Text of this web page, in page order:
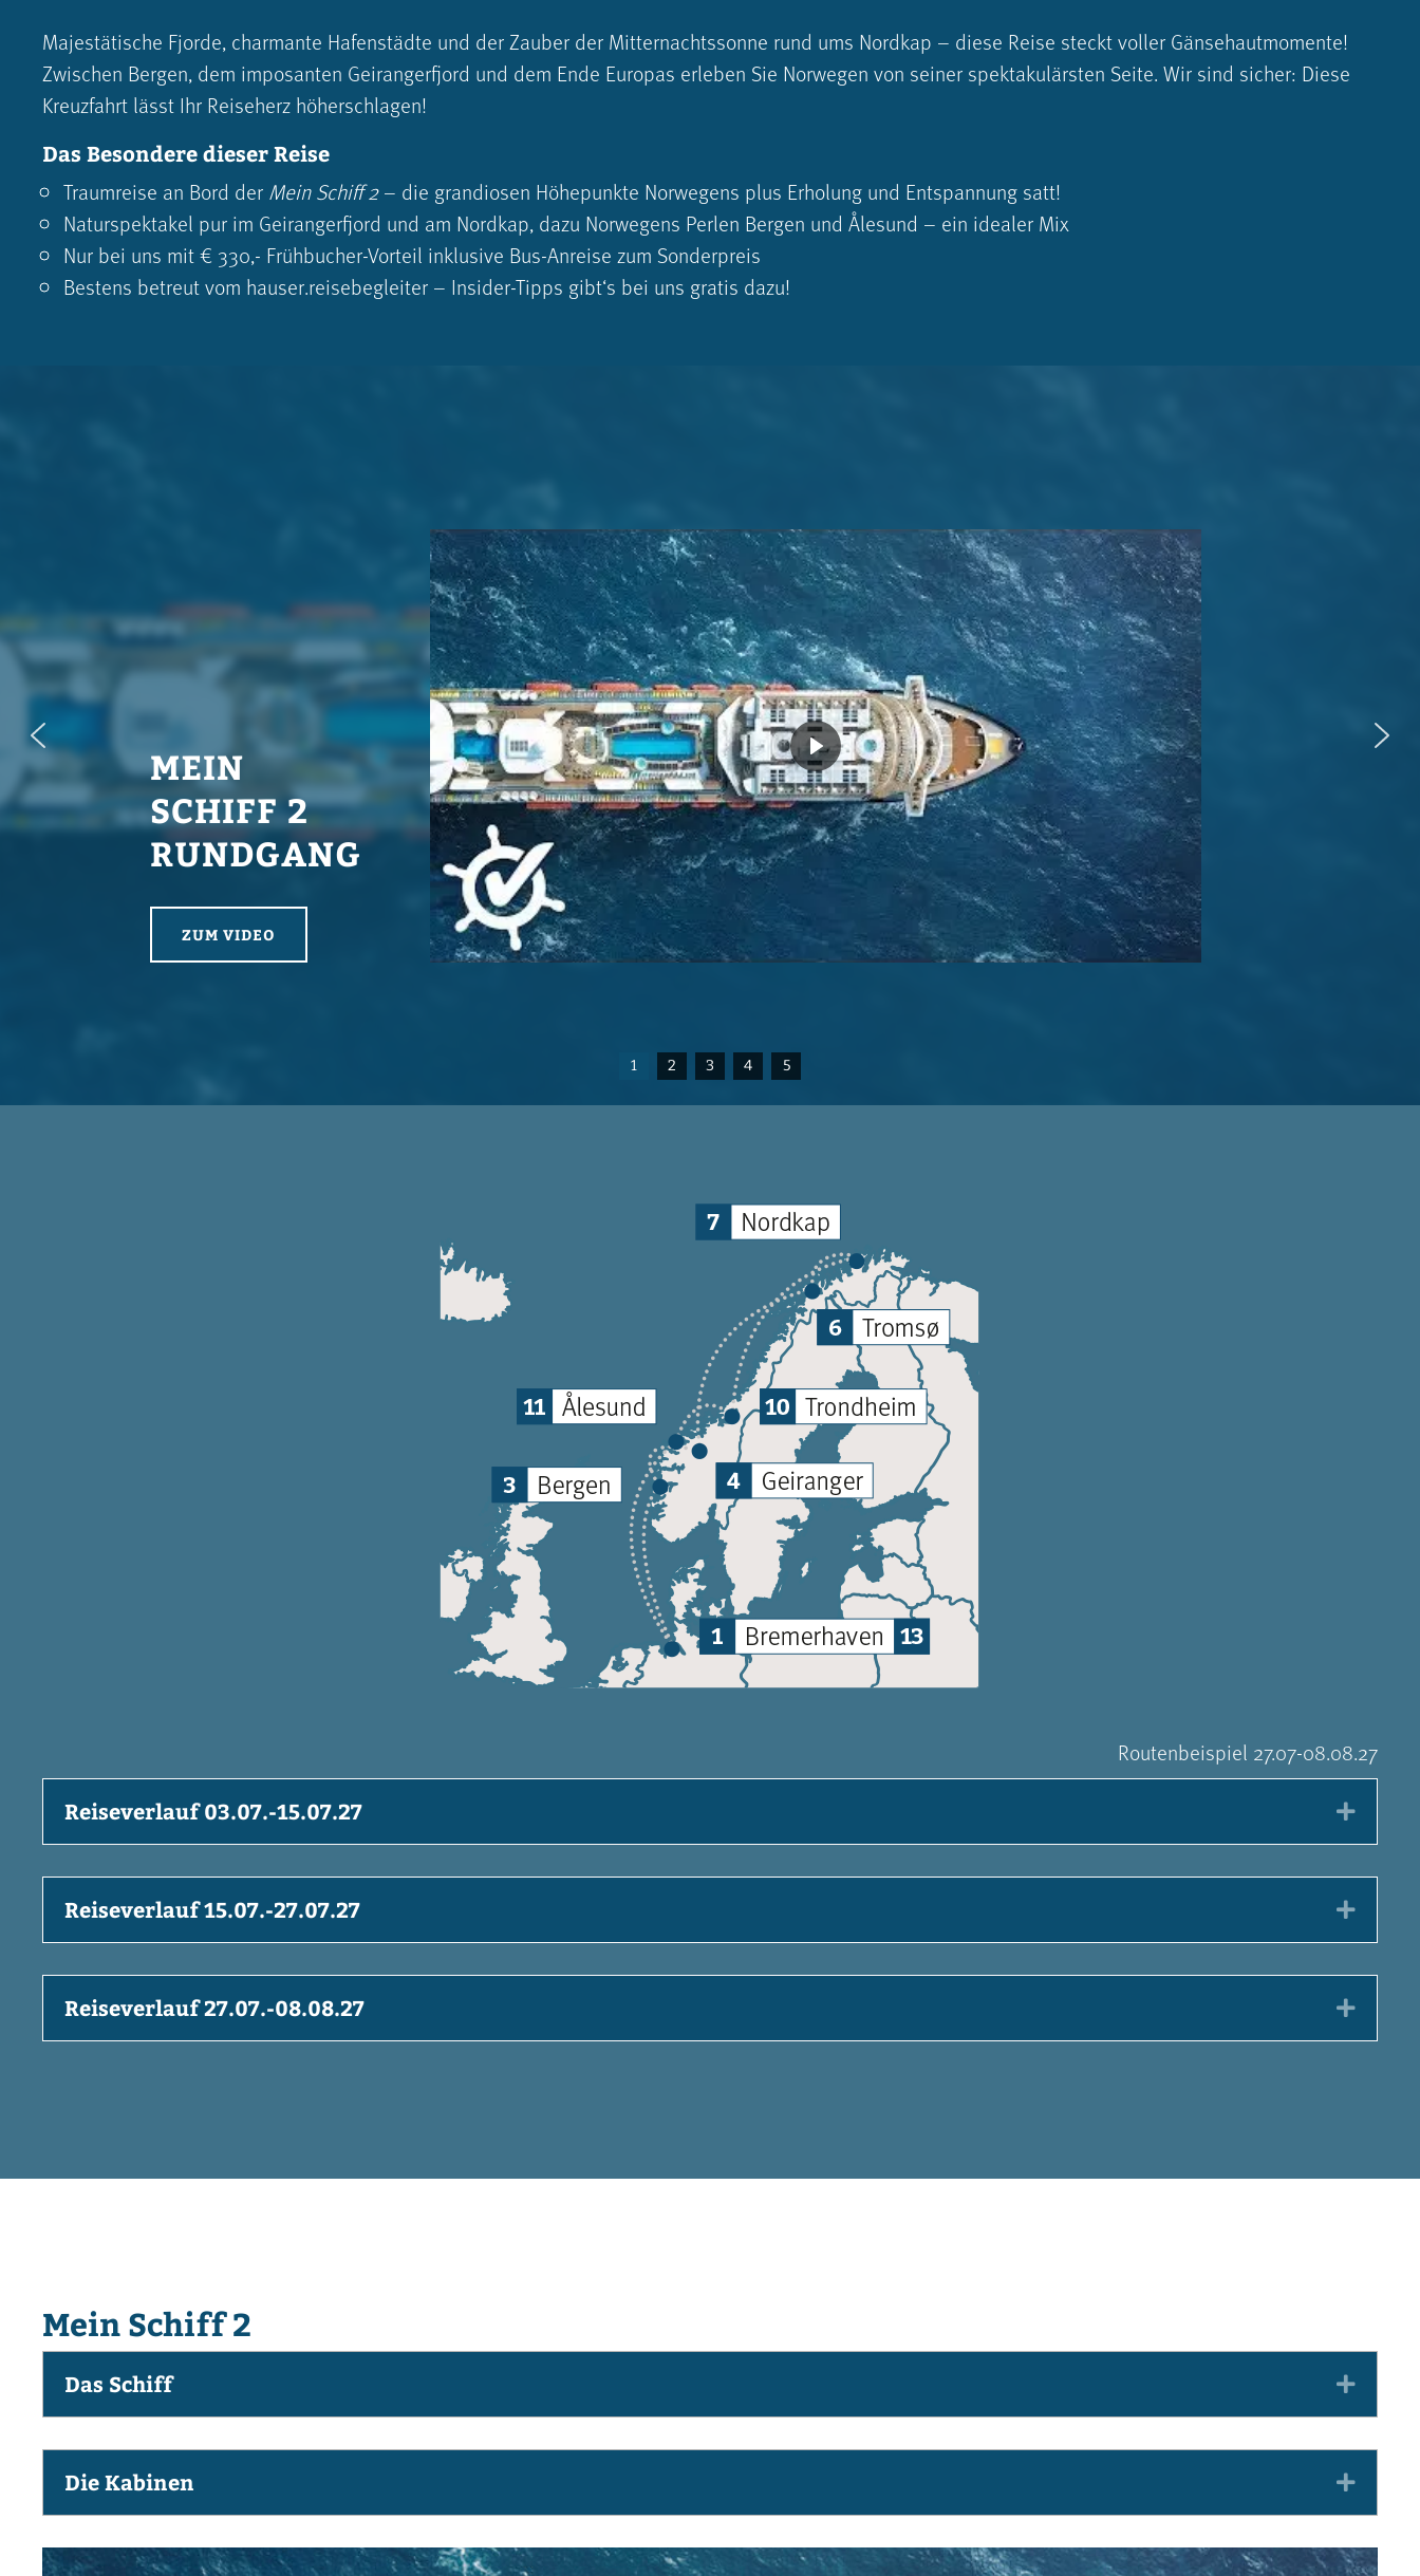
Majestätische Fjorde, charmante Hafenstädte und der Zauber der Mitternachts­sonne rund ums Nordkap – diese Reise steckt voller Gänsehautmomente!
Zwischen Bergen, dem imposanten Geirangerfjord und dem Ende Europas erleben Sie Norwegen von seiner spekta­kulärsten Seite. Wir sind sicher: Diese
Kreuzfahrt lässt Ihr Reiseherz höherschlagen!
Das Besondere dieser Reise
Traumreise an Bord der Mein Schiff 2– die grandiosen Höhepunkte Norwegens plus Erholung und Entspannung satt!
Naturspektakel pur im Geirangerfjord und am Nordkap, dazu Norwegens Perlen Bergen und Ålesund – ein idealer Mix
Nur bei uns mit € 330,- Früh­bucher-­Vorteil inklusive Bus-Anreise zum Sonderpreis
Bestens betreut vom hauser.reisebegleiter – Insider-Tipps gibt‘s bei uns gratis dazu!
MEIN
SCHIFF 2
RUNDGANG
ZUM VIDEO
1 2 3 4 5
Routenbeispiel 27.07-08.08.27
Reiseverlauf 03.07.-15.07.27
Reiseverlauf 15.07.-27.07.27
Reiseverlauf 27.07.-08.08.27
Mein Schiff 2
Das Schiff
Die Kabinen